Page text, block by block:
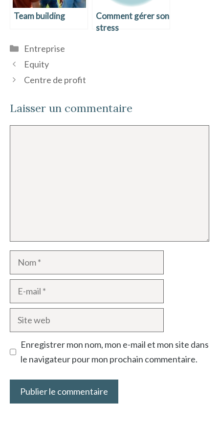
Team building
Comment gérer son
stress
Catégories
Entreprise
Equity
Centre de profit
Laisser un commentaire
Nom
mail
Site
web
Enregistrer mon nom, mon e-mail et mon site dans
le navigateur pour mon prochain commentaire.